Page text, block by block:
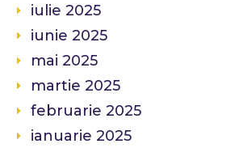
iulie 2025
iunie 2025
mai 2025
martie 2025
februarie 2025
ianuarie 2025